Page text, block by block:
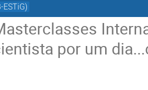
ESTiG)
por um